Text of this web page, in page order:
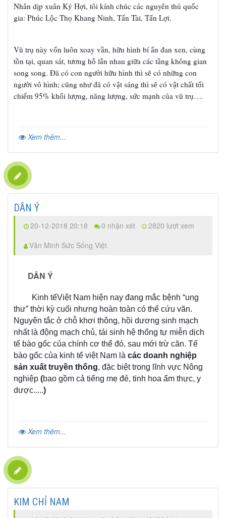
Nhân dịp xuân Kỷ Hợi, tôi kính chúc các nguyên thủ quốc
gia: Phúc Lộc Thọ Khang Ninh, Tấn Tài, Tấn Lợi.
Vũ trụ này vốn luôn xoay vần, hữu hình bíẩn đan xen, cùng
tồn tại, quan sát, tương hỗ lẫn nhau giữa các tầng không gian
song song. Đã có con người hữu hình thì sẽ có những con
người vô hình; cũng nhưđã có vật sáng thì sẽ có vật chất tối
chiếm 95% khối lượng, năng lượng, sức mạnh của vũ trụ….
Xem thêm...
DÂN Ý
20-12-2018 20:18 0 nhận xét
2820 lượt xem
Văn Minh Sức Sống Việt
DÂN Ý
Kinh tếViệt Nam hiện nay đang mắc bệnh “ung
thư” thời kỳ cuối nhưng hoàn toàn có thể cứu vãn.
Nguyên tắc ở chỗ khơi thông, hồi dương sinh mạch
nhất là động mạch chủ, tái sinh hệ thống tự miễn dịch
tế bào gốc của chính cơ thể đó, sau mới trừ căn. Tế
bào gốc của kinh tế việt Nam làcác doanh nghiệp
sản xuất truyền thống, đặc biệt trong lĩnh vực Nông
nghiệp(bao gồm cả tiếng mẹ đẻ, tinh hoa ẩm thực, y
dược.....)
Xem thêm...
KIM CHỈ NAM